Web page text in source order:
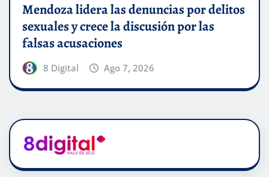
Mendoza lidera las denuncias por delitos
sexuales y crece la discusión por las
falsas acusaciones
8 Digital Ago 7, 2026